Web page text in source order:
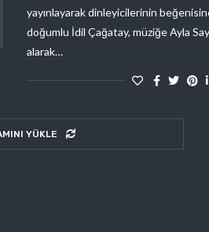
yayınlayarak dinleyicilerinin
doğumlu İdil Çağatay, müziğe Ayla
alarak…
YÜKLE